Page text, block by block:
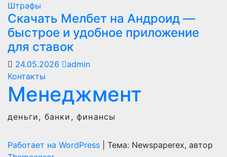
Штрафы
Скачать Мелбет на Андроид —
быстрое и удобное приложение
для ставок
24.05.2026
admin
Контакты
Менеджмент
деньги, банки, финансы
Работает на WordPress
Тема: Newspaperex, автор